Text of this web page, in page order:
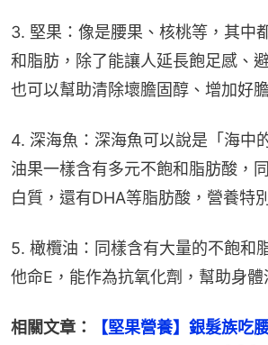
3. 堅果：像是腰果、核桃等，其中
和脂肪，除了能讓人延長飽足感、
也可以幫助清除壞膽固醇、增加好
4. 深海魚：深海魚可以說是「海中
油果一樣含有多元不飽和脂肪酸，
白質，還有DHA等脂肪酸，營養特
5. 橄欖油：同樣含有大量的不飽和
他命E，能作為抗氧化劑，幫助身體
相關文章：
【堅果營養】銀髮族吃